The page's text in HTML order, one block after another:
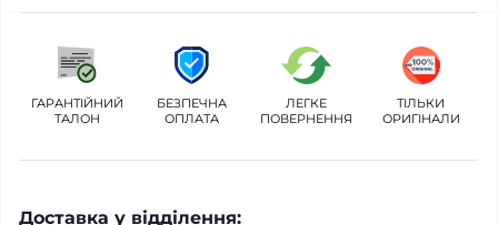
ГАРАНТІЙНИЙ
ТАЛОН
БЕЗПЕЧНА
ОПЛАТА
ЛЕГКЕ
ПОВЕРНЕННЯ
ТІЛЬКИ
ОРИГІНАЛИ
Доставка у відділення: